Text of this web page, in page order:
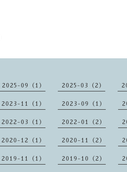
2025-09（1） 2025-03（2）
2023-11（1） 2023-09（1）
2022-03（1） 2022-01（2）
2020-12（1） 2020-11（2）
2019-11（1） 2019-10（2）